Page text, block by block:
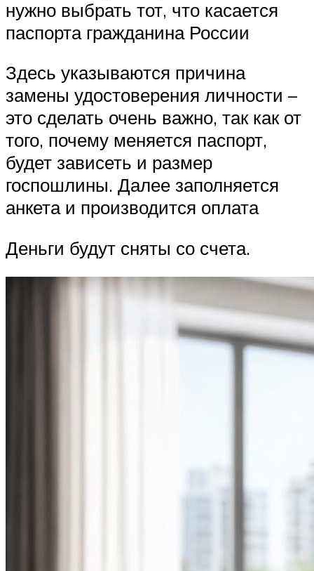
нужно выбрать тот, что касается
паспорта гражданина России
Здесь указываются причина
замены удостоверения личности –
это сделать очень важно, так как от
того, почему меняется паспорт,
будет зависеть и размер
госпошлины. Далее заполняется
анкета и производится оплата
Деньги будут сняты со счета.